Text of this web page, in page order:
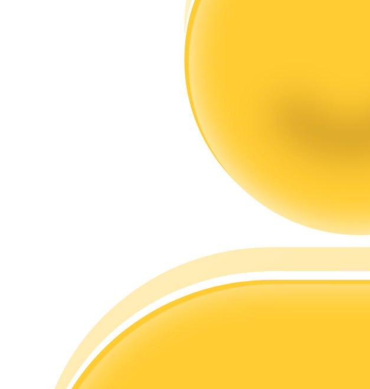
Big data-analyse inclusief handelsinformatie, enz.
Handelsstrategieën
Leer hoe u winstgevend kunt blijven